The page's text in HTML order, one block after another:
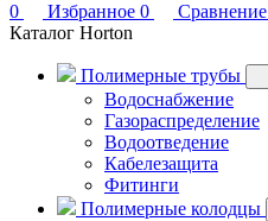
0 Избранное 0 Сравнение
Каталог Horton
Полимерные трубы
Водоснабжение
Газораспределение
Водоотведение
Кабелезащита
Фитинги
Полимерные колодцы